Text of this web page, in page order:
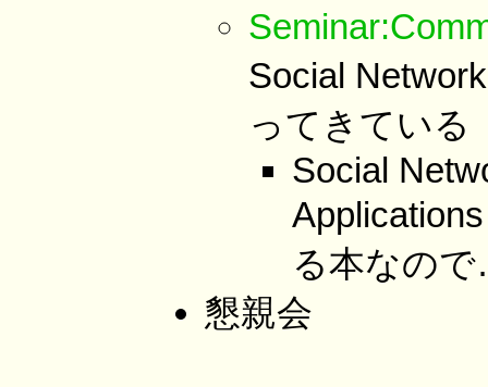
Social
ってきている
Social
る本なの
懇親会